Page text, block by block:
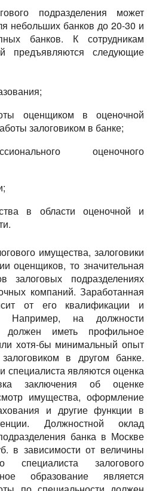
подразделения может
небольших банков до 20-30 и
банков. К сотрудникам
предъявляются следующие
оценщиком в оценочной
залоговиком в банке;
оценочного
в области оценочной и
имущества, залоговики
оценщиков, то значительная
залоговых подразделениях
компаний. Заработанная
от его квалификации и
Например, на должности
должен иметь профильное
хотя-бы минимальный опыт
в другом банке.
являются оценка
заключения об оценке
имущества, оформление
и другие функции в
Должностной оклад
банка в Москве
в зависимости от величины
залогового
образование является